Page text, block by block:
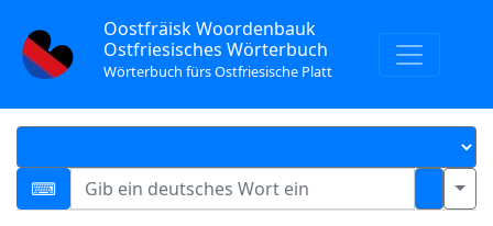
Oostfräisk Woordenbauk
Ostfriesisches Wörterbuch
Wörterbuch fürs Ostfriesische Platt